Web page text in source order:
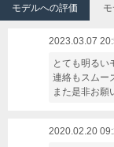
モデルへの評価
2023.03.07
とても明るい
連絡もスムー
また是非お願
2020.02.20